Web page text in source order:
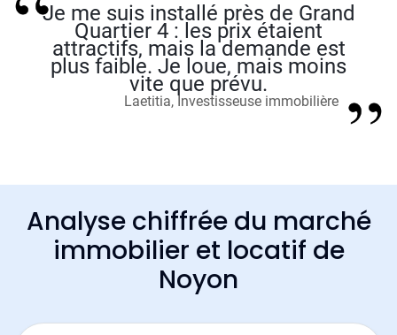
Je me suis installé près de Grand
Quartier 4 : les prix étaient
attractifs, mais la demande est
plus faible. Je loue, mais moins
vite que prévu.
Laetitia, Investisseuse immobilière
Analyse chiffrée du marché
immobilier et locatif de
Noyon